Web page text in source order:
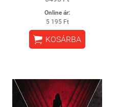
Online ár:
5 195 Ft
 KOSÁRBA